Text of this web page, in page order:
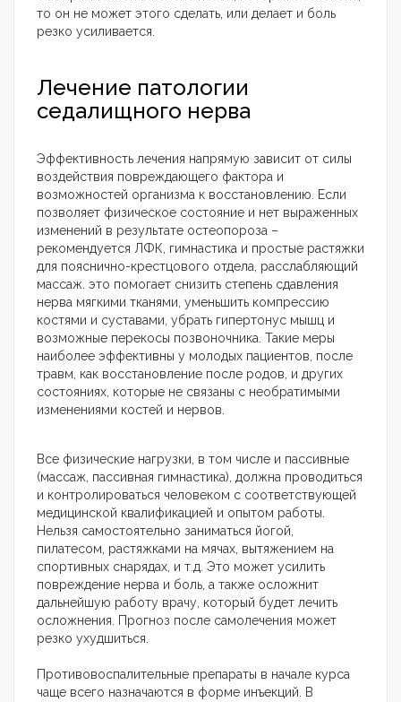
то он не может этого сделать, или делает и боль
резко усиливается.
Лечение патологии
седалищного нерва
Эффективность лечения напрямую зависит от силы
воздействия повреждающего фактора и
возможностей организма к восстановлению. Если
позволяет физическое состояние и нет выраженных
изменений в результате остеопороза –
рекомендуется ЛФК, гимнастика и простые растяжки
для пояснично-крестцового отдела, расслабляющий
массаж. это помогает снизить степень сдавления
нерва мягкими тканями, уменьшить компрессию
костями и суставами, убрать гипертонус мышц и
возможные перекосы позвоночника. Такие меры
наиболее эффективны у молодых пациентов, после
травм, как восстановление после родов, и других
состояниях, которые не связаны с необратимыми
изменениями костей и нервов.
Все физические нагрузки, в том числе и пассивные
(массаж, пассивная гимнастика), должна проводиться
и контролироваться человеком с соответствующей
медицинской квалификацией и опытом работы.
Нельзя самостоятельно заниматься йогой,
пилатесом, растяжками на мячах, вытяжением на
спортивных снарядах, и т.д. Это может усилить
повреждение нерва и боль, а также осложнит
дальнейшую работу врачу, который будет лечить
осложнения. Прогноз после самолечения может
резко ухудшиться.
Противовоспалительные препараты в начале курса
чаще всего назначаются в форме инъекций. В